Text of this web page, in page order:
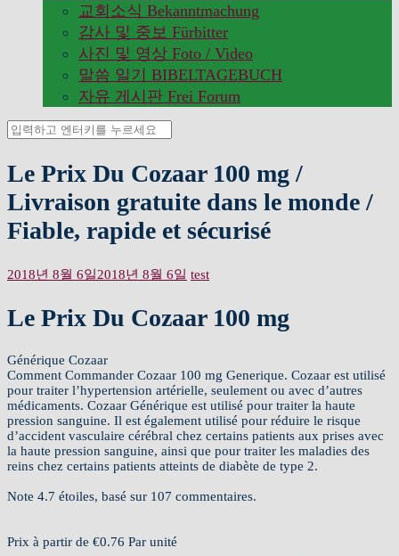
교회소식 Bekanntmachung
감사 및 중보 Fürbitter
사진 및 영상 Foto / Video
말씀 일기 BIBELTAGEBUCH
자유 게시판 Frei Forum
검
Le Prix Du Cozaar 100 mg /
Livraison gratuite dans le monde /
Fiable, rapide et sécurisé
2018년 8월 6일2018년 8월 6일 test
Le Prix Du Cozaar 100 mg
Générique Cozaar
Comment Commander Cozaar 100 mg Generique. Cozaar est utilisé
pour traiter l’hypertension artérielle, seulement ou avec d’autres
médicaments. Cozaar Générique est utilisé pour traiter la haute
pression sanguine. Il est également utilisé pour réduire le risque
d’accident vasculaire cérébral chez certains patients aux prises avec
la haute pression sanguine, ainsi que pour traiter les maladies des
reins chez certains patients atteints de diabète de type 2.
Note 4.7 étoiles, basé sur 107 commentaires.
Prix à partir de €0.76 Par unité